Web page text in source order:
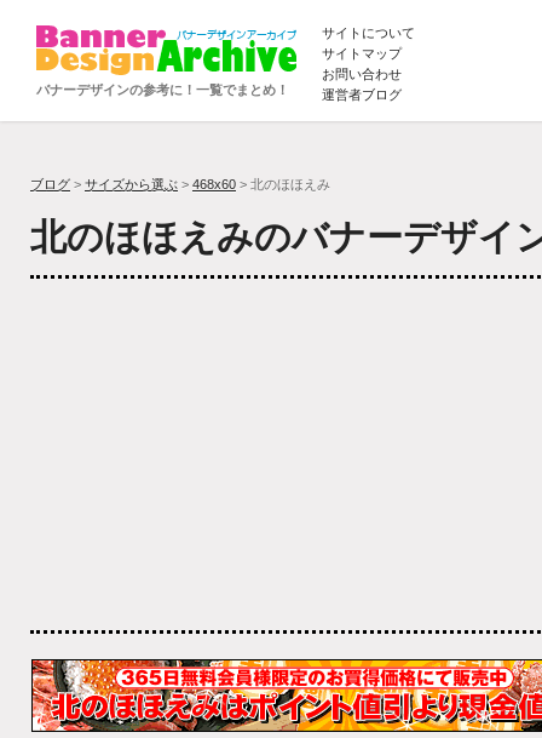
バナーデザインの参考に！一覧でまとめ！
サイトについて
サイトマップ
お問い合わせ
運営者ブログ
ブログ > サイズから選ぶ > 468x60 > 北のほほえみ
北のほほえみのバナーデザイ